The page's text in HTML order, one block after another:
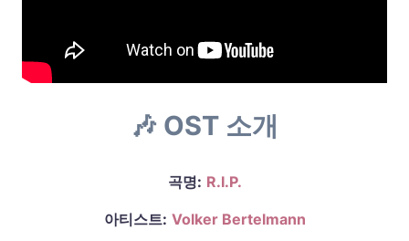
🎶 OST 소개
곡명: R.I.P.
아티스트: Volker Bertelmann